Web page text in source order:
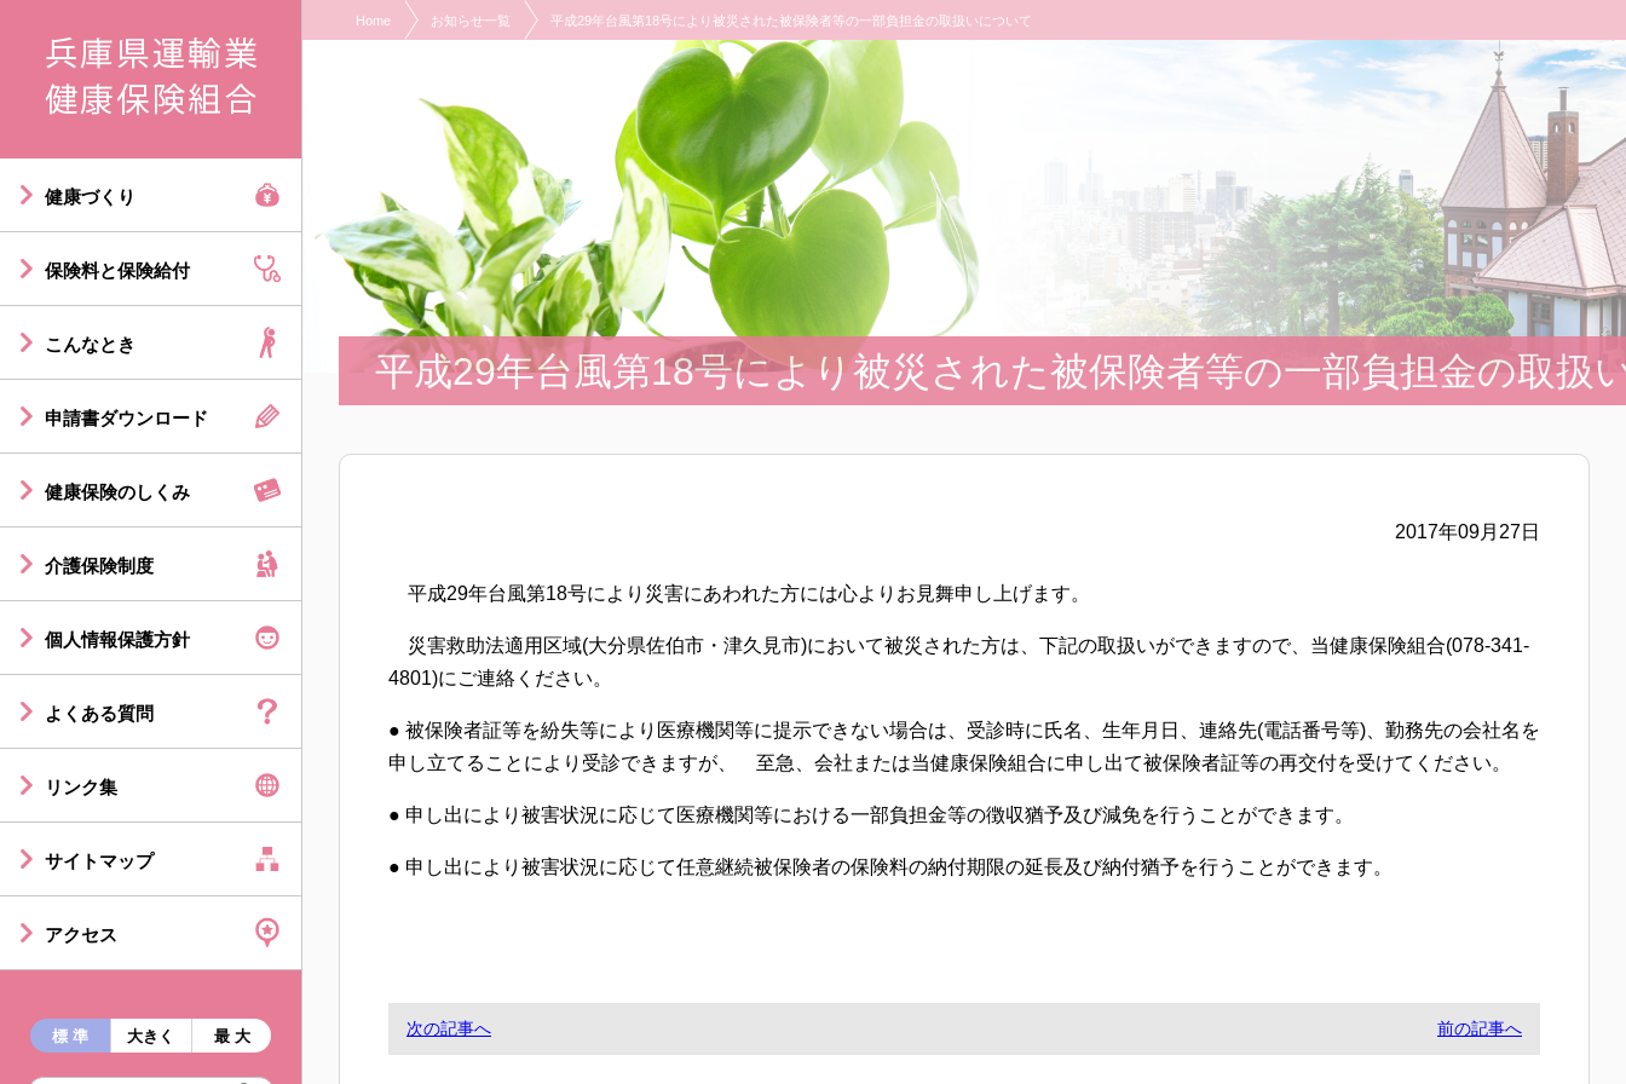
健康づくり
保険料と保険給付
こんなとき
申請書ダウンロード
健康保険のしくみ
介護保険制度
個人情報保護方針
よくある質問
リンク集
サイトマップ
アクセス
標 準 大きく 最 大
Home お知らせ一覧 平成29年台風第18号により被災された被保険者等の一部負担金の取扱いについて
平成29年台風第18号により被災された被保険者等の一部負担金の取扱
2017年09月27日
平成29年台風第18号により災害にあわれた方には心よりお見舞申し上げます。
災害救助法適用区域(大分県佐伯市・津久見市)において被災された方は、下記の取扱いができますので、当健康保険組合(078-341-
4801)にご連絡ください。
● 被保険者証等を紛失等により医療機関等に提示できない場合は、受診時に氏名、生年月日、連絡先(電話番号等)、勤務先の会社名を
申し立てることにより受診できますが、 至急、会社または当健康保険組合に申し出て被保険者証等の再交付を受けてください。
● 申し出により被害状況に応じて医療機関等における一部負担金等の徴収猶予及び減免を行うことができます。
● 申し出により被害状況に応じて任意継続被保険者の保険料の納付期限の延長及び納付猶予を行うことができます。
次の記事へ 前の記事へ